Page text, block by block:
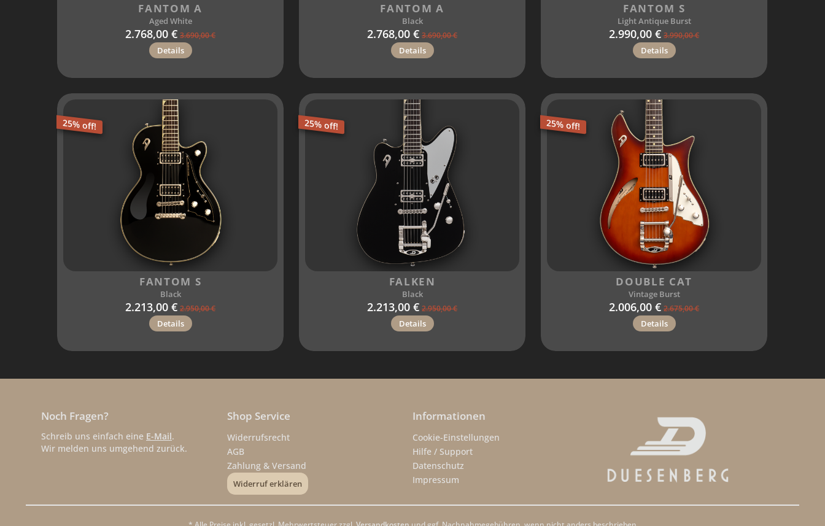
2.768,00 € 3.690,00 €
FANTOM A
Aged White
Details
2.768,00 € 3.690,00 €
FANTOM A
Black
Details
2.990,00 € 3.990,00 €
FANTOM S
Light Antique Burst
Details
25% off!
2.213,00 € 2.950,00 €
FANTOM S
Black
Details
25% off!
2.213,00 € 2.950,00 €
FALKEN
Black
Details
25% off!
2.006,00 € 2.675,00 €
DOUBLE CAT
Vintage Burst
Details
Noch Fragen?
Schreib uns einfach eine E-Mail.
Wir melden uns umgehend zurück.
Shop Service
Widerrufsrecht
AGB
Zahlung & Versand
Widerruf erklären
Informationen
Cookie-Einstellungen
Hilfe / Support
Datenschutz
Impressum